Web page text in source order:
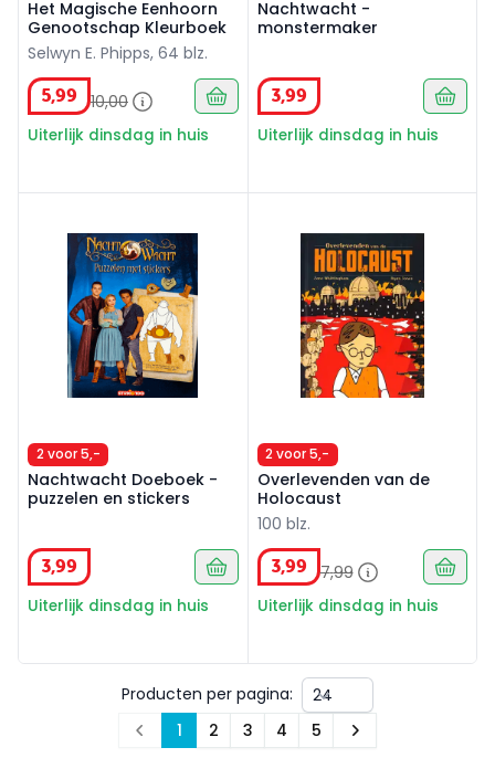
Het Magische Eenhoorn
Genootschap Kleurboek
Selwyn E. Phipps, 64 blz.
5,99 10,00
Uiterlijk dinsdag in huis
Nachtwacht -
monstermaker
3,99
Uiterlijk dinsdag in huis
2 voor 5,-
Nachtwacht Doeboek -
puzzelen en stickers
3,99
Uiterlijk dinsdag in huis
2 voor 5,-
Overlevenden van de
Holocaust
100 blz.
3,99 7,99
Uiterlijk dinsdag in huis
Producten per pagina:
Prev 1 2 3 4 5 Next